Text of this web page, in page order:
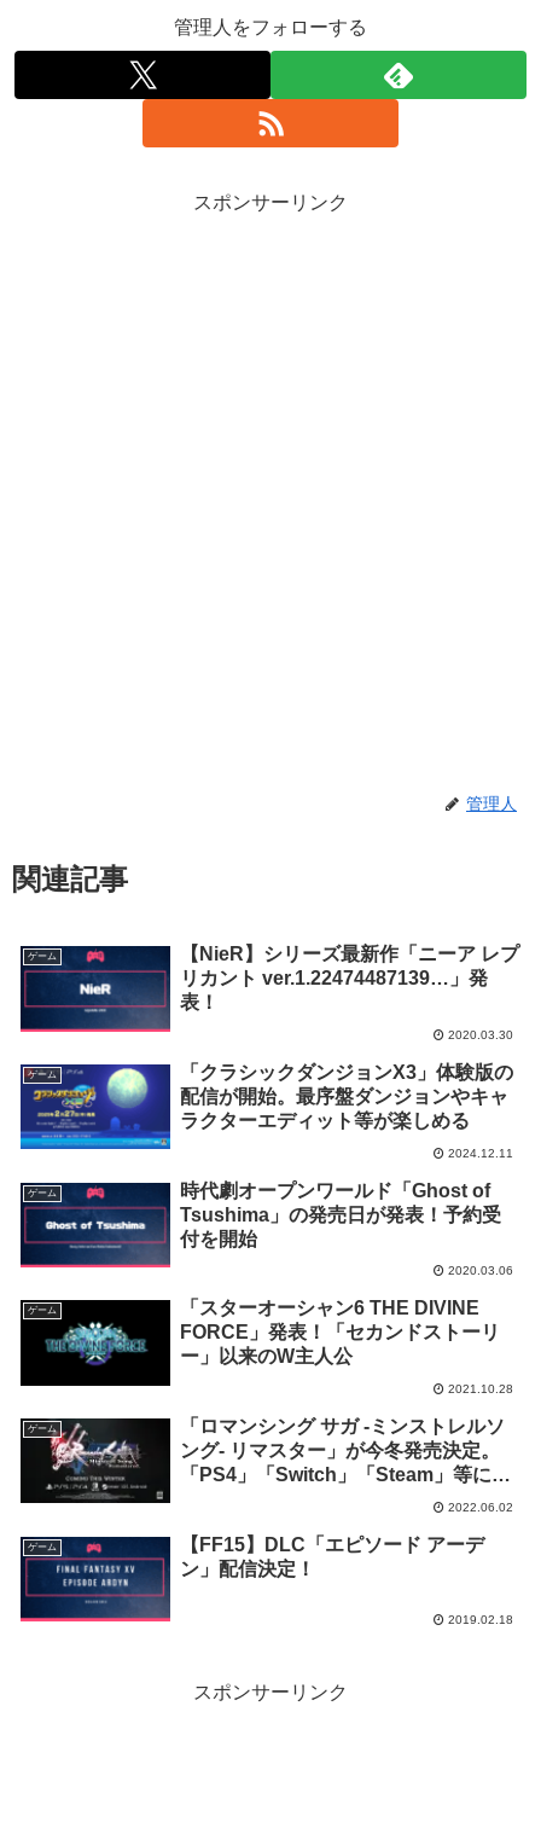
管理人をフォローする
スポンサーリンク
管理人
関連記事
ゲーム
【NieR】シリーズ最新作「ニーア レプ
リカント ver.1.22474487139…」発
表！
2020.03.30
ゲーム
「クラシックダンジョンX3」体験版の
配信が開始。最序盤ダンジョンやキャ
ラクターエディット等が楽しめる
2024.12.11
ゲーム
時代劇オープンワールド「Ghost of
Tsushima」の発売日が発表！予約受
付を開始
2020.03.06
ゲーム
「スターオーシャン6 THE DIVINE
FORCE」発表！「セカンドストーリ
ー」以来のW主人公
2021.10.28
ゲーム
「ロマンシング サガ -ミンストレルソ
ング- リマスター」が今冬発売決定。
「PS4」「Switch」「Steam」等に対
2022.06.02
ゲーム
【FF15】DLC「エピソード アーデ
ン」配信決定！
2019.02.18
スポンサーリンク